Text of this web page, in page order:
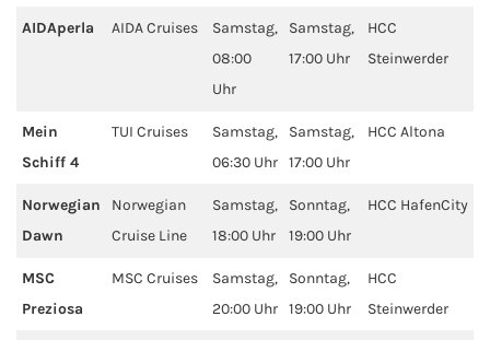
TUI Cruises
Costa Kreuzfahrten
AIDAperla AIDA Cruises
Samstag,
08:00
Uhr
Samstag,
17:00 Uhr
HCC
Steinwerder
Mein
Schiff 4
TUI Cruises
Samstag,
06:30 Uhr
Samstag,
17:00 Uhr
HCC Altona
Norwegian
Dawn
Norwegian
Cruise Line
Samstag,
18:00 Uhr
Sonntag,
19:00 Uhr
HCC HafenCity
MSC
Preziosa
MSC Cruises
Samstag,
20:00 Uhr
Sonntag,
19:00 Uhr
HCC
Steinwerder